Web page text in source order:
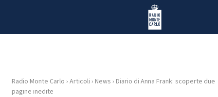
Radio Monte Carlo
HOME
Radio Monte Carlo › Articoli › News › Diario di Anna Frank: scoperte due
pagine inedite